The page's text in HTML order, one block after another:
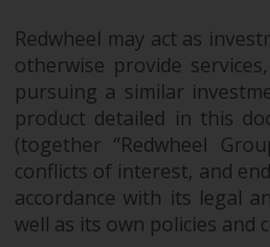
diese können
Redwheel ist
Informationen
und Leser
ausschließlich
Redwheel may act as
otherwise provide
pursuing a similar
product detailed in this
(together “Redwheel
conflicts of interest, and
accordance with its legal
well as its own policies and